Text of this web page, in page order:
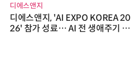
디에스앤지
디에스앤지, 'AI EXPO KOREA 20
26' 참가 성료… AI 전 생애주기 아